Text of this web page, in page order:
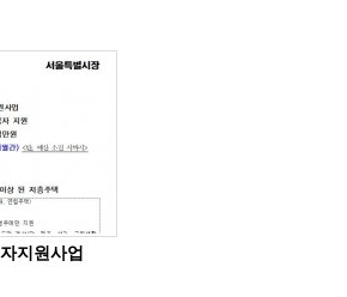
지원사업